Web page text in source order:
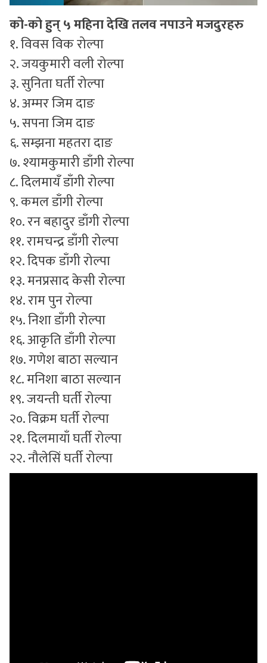
को-को हुन् ५ महिना देखि तलव नपाउने मजदुरहरु
१. विवस विक रोल्पा
२. जयकुमारी वली रोल्पा
३. सुनिता घर्ती रोल्पा
४. अम्मर जिम दाङ
५. सपना जिम दाङ
६. सम्झना महतरा दाङ
७. श्यामकुमारी डाँगी रोल्पा
८. दिलमायँ डाँगी रोल्पा
९. कमल डाँगी रोल्पा
१०. रन बहादुर डाँगी रोल्पा
११. रामचन्द्र डाँगी रोल्पा
१२. दिपक डाँगी रोल्पा
१३. मनप्रसाद केसी रोल्पा
१४. राम पुन रोल्पा
१५. निशा डाँगी रोल्पा
१६. आकृति डाँगी रोल्पा
१७. गणेश बाठा सल्यान
१८. मनिशा बाठा सल्यान
१९. जयन्ती घर्ती रोल्पा
२०. विक्रम घर्ती रोल्पा
२१. दिलमायाँ घर्ती रोल्पा
२२. नौलेसिं घर्ती रोल्पा